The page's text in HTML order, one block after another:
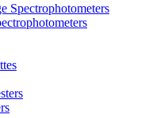
Spectrophotometers